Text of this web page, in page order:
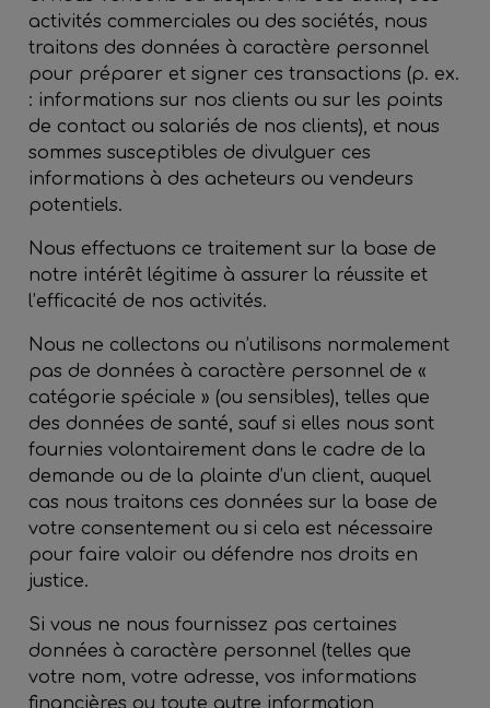
activités commerciales ou des sociétés, nous
traitons des données à caractère personnel
pour préparer et signer ces transactions (p. ex.
: informations sur nos clients ou sur les points
de contact ou salariés de nos clients), et nous
sommes susceptibles de divulguer ces
informations à des acheteurs ou vendeurs
potentiels.
Nous effectuons ce traitement sur la base de
notre intérêt légitime à assurer la réussite et
l’efficacité de nos activités.
Nous ne collectons ou n’utilisons normalement
pas de données à caractère personnel de «
catégorie spéciale » (ou sensibles), telles que
des données de santé, sauf si elles nous sont
fournies volontairement dans le cadre de la
demande ou de la plainte d’un client, auquel
cas nous traitons ces données sur la base de
votre consentement ou si cela est nécessaire
pour faire valoir ou défendre nos droits en
justice.
Si vous ne nous fournissez pas certaines
données à caractère personnel (telles que
votre nom, votre adresse, vos informations
financières ou toute autre information